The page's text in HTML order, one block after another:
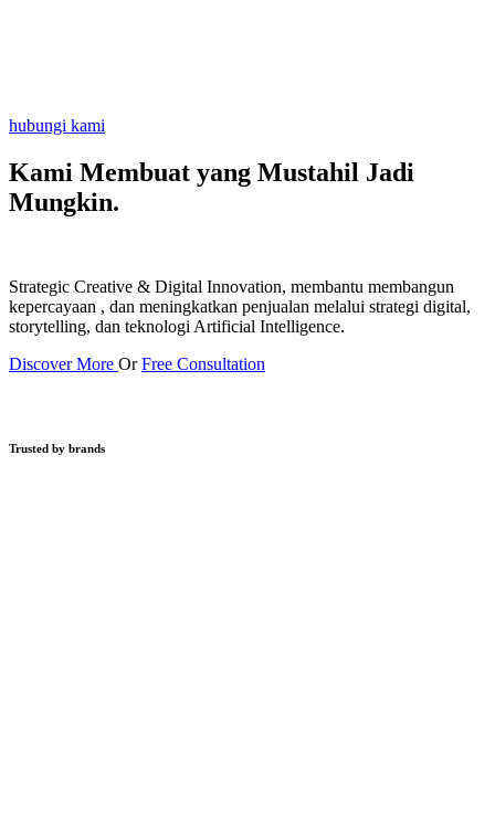
hubungi kami
Kami Membuat yang Mustahil Jadi
Mungkin.
Strategic Creative & Digital Innovation, membantu membangun
kepercayaan , dan meningkatkan penjualan melalui strategi digital,
storytelling, dan teknologi Artificial Intelligence.
Discover More Or Free Consultation
Trusted by brands